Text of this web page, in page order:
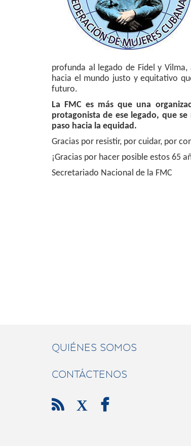
profunda al legado de Fidel y
hacia el mundo justo y equitativo
futuro.
La FMC es más que una
protagonista de ese legado, que
paso hacia la equidad.
Gracias por resistir, por cuidar, por
¡Gracias por hacer posible estos 65
Secretariado Nacional de la FMC
QUIÉNES SOMOS
CONTÁCTENOS
 X 